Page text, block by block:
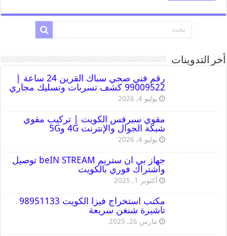
أخر التدوينات
رقم فني صحي سباك القرين 24 ساعة |
99009522 كشف تسربات وتسليك مجاري
يوليو 4, 2026
مقوي سيرفس الكويت | تركيب مقوي
شبكة الجوال والإنترنت 4G و5G
يوليو 4, 2026
جهاز بي ان ستريم beIN STREAM توصيل
واشتراك فوري بالكويت
أكتوبر 1, 2025
مكتب استخراج فيزا الكويت 98951133
تاشيرة شنغن سريعة
مارس 26, 2025